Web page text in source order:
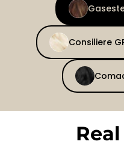
Consiliere